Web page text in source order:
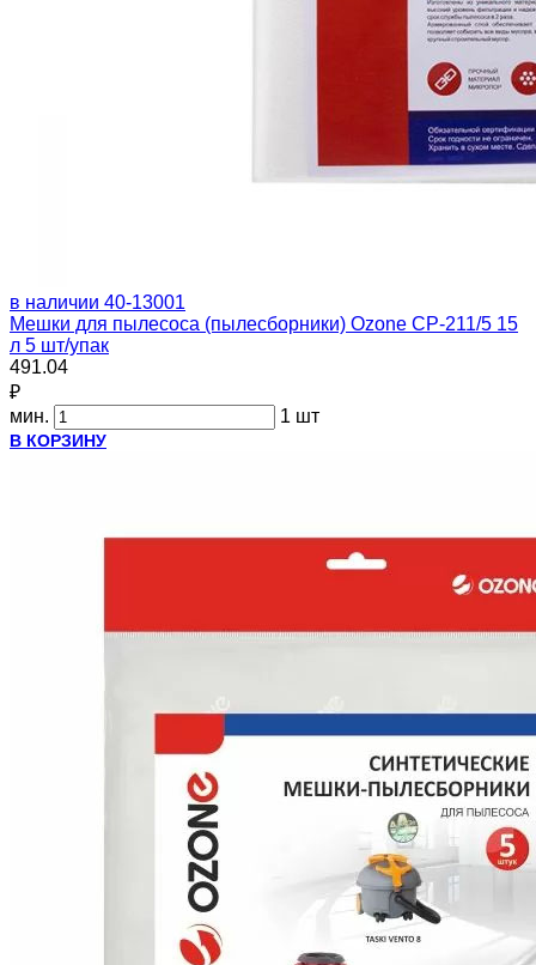
в наличии 40-13001
Мешки для пылесоса (пылесборники) Ozone CP-211/5 15
л 5 шт/упак
491.04
₽
мин.
1 шт
В КОРЗИНУ